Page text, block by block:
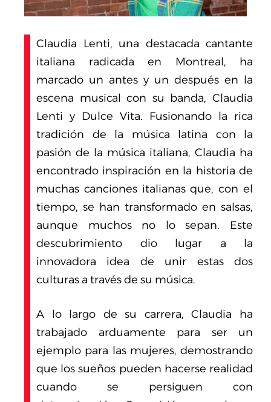
Claudia Lenti, una destacada cantante
italiana radicada en Montreal, ha
marcado un antes y un después en la
escena musical con su banda, Claudia
Lenti y Dulce Vita. Fusionando la rica
tradición de la música latina con la
pasión de la música italiana, Claudia ha
encontrado inspiración en la historia de
muchas canciones italianas que, con el
tiempo, se han transformado en salsas,
aunque muchos no lo sepan. Este
descubrimiento dio lugar a la
innovadora idea de unir estas dos
culturas a través de su música.
A lo largo de su carrera, Claudia ha
trabajado arduamente para ser un
ejemplo para las mujeres, demostrando
que los sueños pueden hacerse realidad
cuando se persiguen con